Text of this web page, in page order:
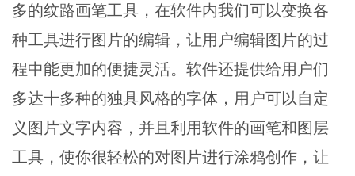
多的纹路画笔工具，在软件内我们可以变换各
种工具进行图片的编辑，让用户编辑图片的过
程中能更加的便捷灵活。软件还提供给用户们
多达十多种的独具风格的字体，用户可以自定
义图片文字内容，并且利用软件的画笔和图层
工具，使你很轻松的对图片进行涂鸦创作，让